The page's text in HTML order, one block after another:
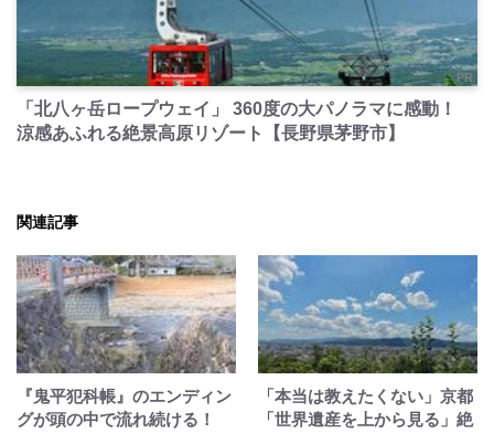
PR
「北八ヶ岳ロープウェイ」 360度の大パノラマに感動！
涼感あふれる絶景高原リゾート【長野県茅野市】
関連記事
『鬼平犯科帳』のエンディン
グが頭の中で流れ続ける！
「本当は教えたくない」京都
「世界遺産を上から見る」絶